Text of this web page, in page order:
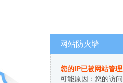
网站防火墙
您的IP已被网站管
可能原因：您的访